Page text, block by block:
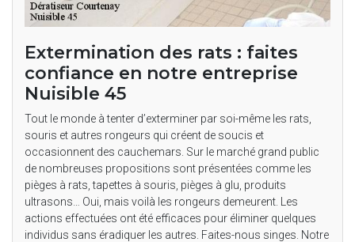
Extermination des rats : faites
confiance en notre entreprise
Nuisible 45
Tout le monde à tenter d’exterminer par soi-même les rats,
souris et autres rongeurs qui créent de soucis et
occasionnent des cauchemars. Sur le marché grand public
de nombreuses propositions sont présentées comme les
pièges à rats, tapettes à souris, pièges à glu, produits
ultrasons… Oui, mais voilà les rongeurs demeurent. Les
actions effectuées ont été efficaces pour éliminer quelques
individus sans éradiquer les autres. Faites-nous singes. Notre